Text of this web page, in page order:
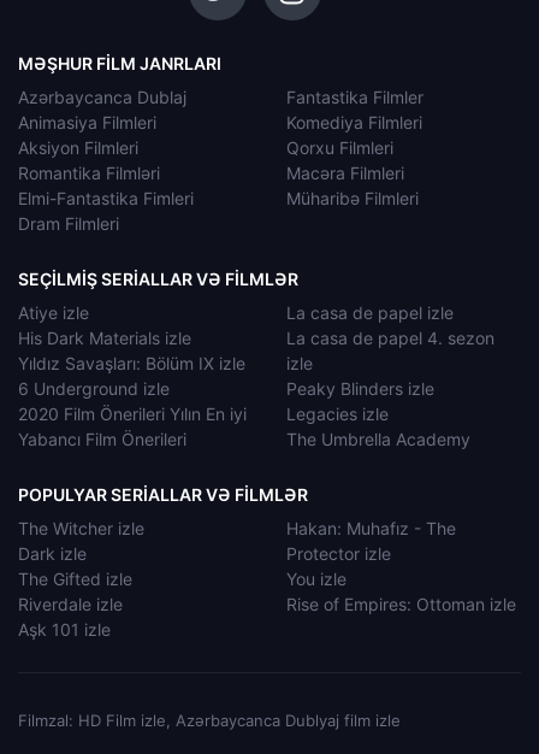
MƏŞHUR FILM JANRLARI
Azərbaycanca Dublaj
Animasiya Filmleri
Aksiyon Filmleri
Romantika Filmləri
Elmi-Fantastika Fimleri
Dram Filmleri
Fantastika Filmler
Komediya Filmleri
Qorxu Filmleri
Macəra Filmleri
Müharibə Filmleri
SEÇILMIŞ SERIALLAR VƏ FILMLƏR
Atiye izle
His Dark Materials izle
Yıldız Savaşları: Bölüm IX izle
6 Underground izle
2020 Film Önerileri Yılın En iyi
Yabancı Film Önerileri
La casa de papel izle
La casa de papel 4. sezon
izle
Peaky Blinders izle
Legacies izle
The Umbrella Academy
POPULYAR SERIALLAR VƏ FILMLƏR
The Witcher izle
Dark izle
The Gifted izle
Riverdale izle
Aşk 101 izle
Hakan: Muhafız - The
Protector izle
You izle
Rise of Empires: Ottoman izle
Filmzal: HD Film izle, Azərbaycanca Dublyaj film izle